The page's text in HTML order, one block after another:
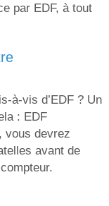
par EDF, à tout
à-vis d’EDF ? Un
: EDF
vous devrez
avant de